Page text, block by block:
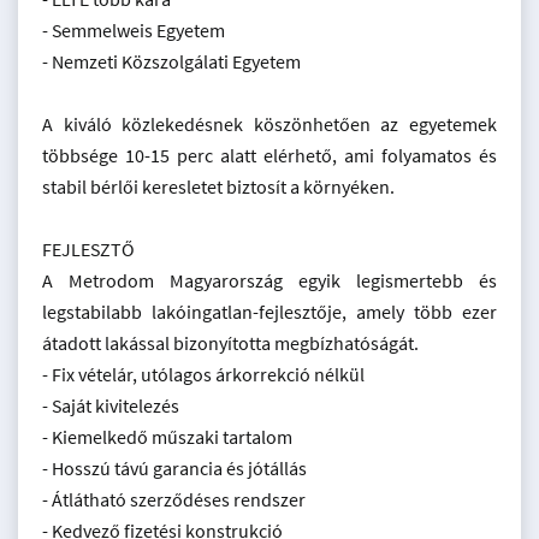
- Semmelweis Egyetem
- Nemzeti Közszolgálati Egyetem
A kiváló közlekedésnek köszönhetően az egyetemek
többsége 10-15 perc alatt elérhető, ami folyamatos és
stabil bérlői keresletet biztosít a környéken.
FEJLESZTŐ
A Metrodom Magyarország egyik legismertebb és
legstabilabb lakóingatlan-fejlesztője, amely több ezer
átadott lakással bizonyította megbízhatóságát.
- Fix vételár, utólagos árkorrekció nélkül
- Saját kivitelezés
- Kiemelkedő műszaki tartalom
- Hosszú távú garancia és jótállás
- Átlátható szerződéses rendszer
- Kedvező fizetési konstrukció